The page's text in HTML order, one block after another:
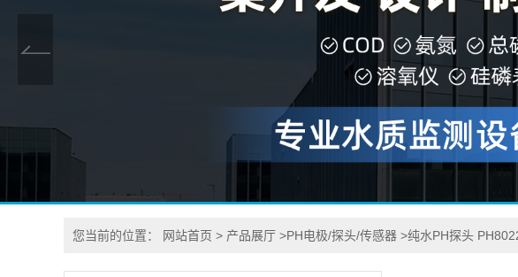
您当前的位置： 网站首页 > 产品展厅 >PH电极/探头/传感器 >纯水PH探头